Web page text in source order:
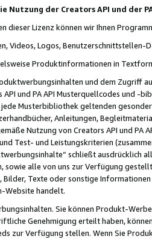
Nutzung der Creators API und der
dieser Lizenz können wir Ihnen
Videos, Logos, Benutzerschnittstellen-
Produktinformationen in
und dem Zugriff
API und PA API Musterquellcodes und
Musterbibliothek geltenden
Anleitungen,
Nutzung von Creators API und PA
Test- und Leistungskriterien
schließt ausdrücklich
sowie alle von uns zur Verfügung
Bilder, Texte oder sonstige
Website handelt.
Sie können Produkt-
Genehmigung erteilt haben,
zur Verfügung stellen. Wenn Sie